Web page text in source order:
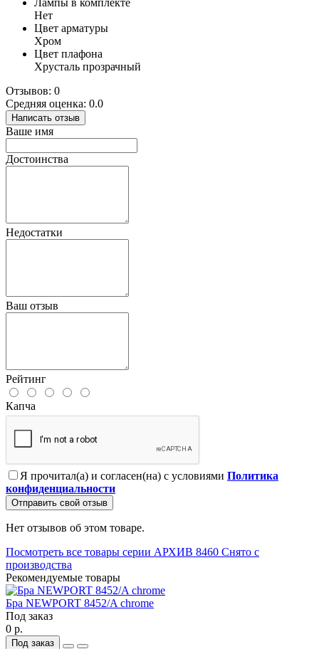
Лампы в комплекте
Нет
Цвет арматуры
Хром
Цвет плафона
Хрусталь прозрачный
Отзывов: 0
Средняя оценка: 0.0
Написать отзыв
Ваше имя
Достоинства
Недостатки
Ваш отзыв
Рейтинг
Капча
Я прочитал(а) и согласен(на) с условиями Политика
конфиденциальности
Отправить свой отзыв
Нет отзывов об этом товаре.
Посмотреть все товары серии АРХИВ 8460 Снято с
производства
Рекомендуемые товары
Бра NEWPORT 8452/A chrome
Под заказ
0 р.
Под заказ